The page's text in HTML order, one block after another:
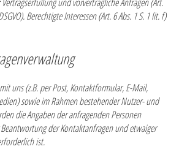
Berechtigte Interessen (Art. 6 Abs. 1 S. 1 lit. f)
uns (z.B. per Post, Kontaktformular, E-Mail,
sowie im Rahmen bestehender Nutzer- und
die Angaben der anfragenden Personen
der Kontaktanfragen und etwaiger
ist.